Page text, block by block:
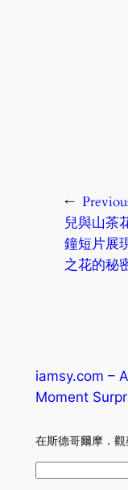
←
兒與山茶
鐘短片展
之花的秘
iamsy.com –
Moment
在斯德哥爾摩．